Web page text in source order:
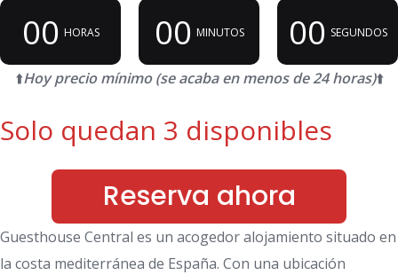
00 HORAS 00 MINUTOS 00 SEGUNDOS
⬆️Hoy precio mínimo (se acaba en menos de 24 horas)⬆️
Solo quedan 3 disponibles
Reserva ahora
Guesthouse Central es un acogedor alojamiento situado en
la costa mediterránea de España. Con una ubicación